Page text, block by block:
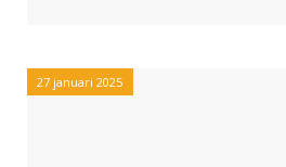
27 januari 2025